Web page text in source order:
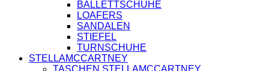
BALLETTSCHUHE
LOAFERS
SANDALEN
STIEFEL
TURNSCHUHE
STELLAMCCARTNEY
TASCHEN STELLAMCCARTNEY